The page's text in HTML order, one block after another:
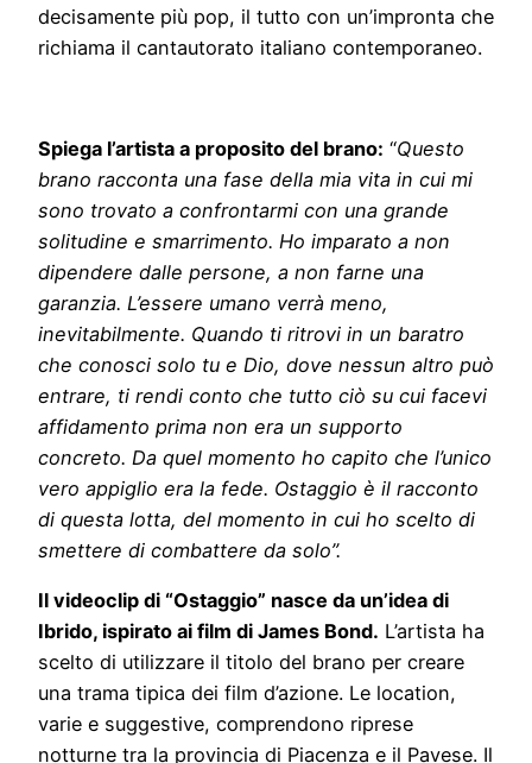
decisamente più pop, il tutto con un’impronta che
richiama il cantautorato italiano contemporaneo.
Spiega l’artista a proposito del brano: “Questo
brano racconta una fase della mia vita in cui mi
sono trovato a confrontarmi con una grande
solitudine e smarrimento. Ho imparato a non
dipendere dalle persone, a non farne una
garanzia. L’essere umano verrà meno,
inevitabilmente. Quando ti ritrovi in un baratro
che conosci solo tu e Dio, dove nessun altro può
entrare, ti rendi conto che tutto ciò su cui facevi
affidamento prima non era un supporto
concreto. Da quel momento ho capito che l’unico
vero appiglio era la fede. Ostaggio è il racconto
di questa lotta, del momento in cui ho scelto di
smettere di combattere da solo”.
Il videoclip di “Ostaggio” nasce da un’idea di
Ibrido, ispirato ai film di James Bond. L’artista ha
scelto di utilizzare il titolo del brano per creare
una trama tipica dei film d’azione. Le location,
varie e suggestive, comprendono riprese
notturne tra la provincia di Piacenza e il Pavese. Il